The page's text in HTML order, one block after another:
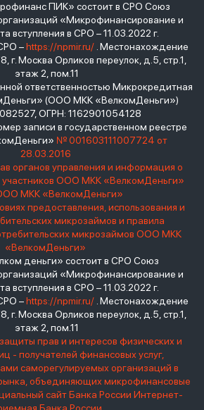
ПИК» состоит в СРО Союз
«Микрофинансирование и
вступления в СРО – 11.03.2022 г.
–https://npmir.ru/. Местонахождение
Москва Орликов переулок, д.5, стр.1,
этаж 2, пом.11
ответственностью Микрокредитная
(ООО МКК «ВелкомДеньги»)
ОГРН: 1162901054128
записи в государственном реестре
№ 001603111007724 от
28.03.2016
органов управления и информация о
участников ООО МКК «ВелкомДеньги»
МКК «ВелкомДеньги»
предоставления, использования и
микрозаймов и правила
микрозаймов ООО МКК
«ВелкомДеньги»
деньги» состоит в СРО Союз
«Микрофинансирование и
вступления в СРО – 11.03.2022 г.
–https://npmir.ru/. Местонахождение
Москва Орликов переулок, д.5, стр.1,
этаж 2, пом.11
прав и интересов физических и
- получателей финансовых услуг,
саморегулируемых организаций в
объединяющих микрофинансовые
сайт Банка России Интернет-